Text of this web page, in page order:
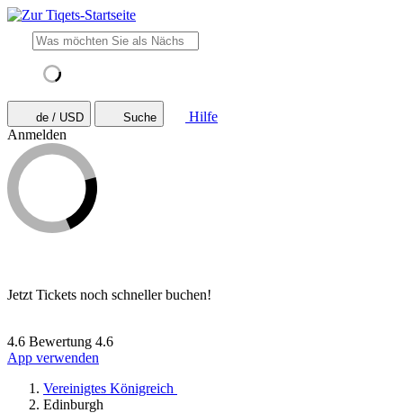
de / USD Suche
Hilfe
Anmelden
Jetzt Tickets noch schneller buchen!
4.6 Bewertung 4.6
App verwenden
Vereinigtes Königreich
Edinburgh